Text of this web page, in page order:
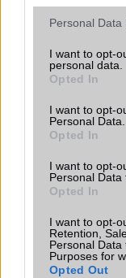
Please note that
not limited to your
grant or deny
use your data for
consent section.
Personal
I want to opt-
personal data.
Opted In
I want to opt-
Personal Data.
Opted In
I want to opt-
Personal Data
Opted In
I want to opt-
Retention,
Personal
Purposes for
Opted Out
HÍRLEVÉL
webhelyet a
szolgáltatási feltételek